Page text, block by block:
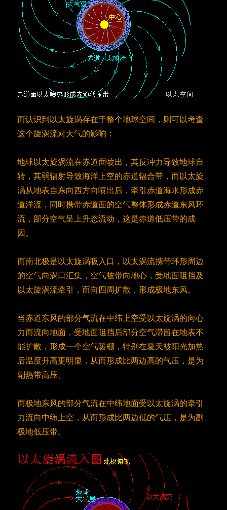
而认识到以太旋涡存在于整个地球空间，则可以考查
这个旋涡流对大气的影响：
地球以太旋涡流在赤道面喷出，其反冲力导致地球自
转，其弱辐射导致海洋上空的赤道辐合带，而以太旋
涡从地表自东向西方向喷出后，牵引赤道海水形成赤
道洋流，同时携带赤道面的空气整体形成赤道东风环
流，部分空气呈上升态流动，这是赤道低压带的成
因。
而南北极是以太旋涡吸入口，以太涡流携带环形周边
的空气向涡口汇集，空气被带向地心，受地面阻挡及
以太旋涡流牵引，而向四周扩散，形成极地东风。
当赤道东风的部分气流在中纬上空受以太旋涡的向心
力而流向地面，受地面阻挡后部分空气滞留在地表不
能扩散，形成一个空气暖棚，特别在夏天被阳光加热
后温度升高更明显，从而形成比两边高的气压，是为
副热带高压。
而极地东风的部分气流在中纬地面受以太旋涡的牵引
力流向中纬上空，从而形成比两边低的气压，是为副
极地低压带。